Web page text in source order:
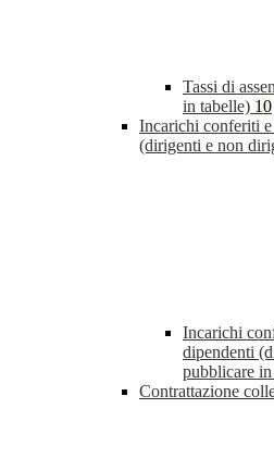
Tassi di
in tabelle) 10
Incarichi conferiti
(dirigenti e non
Incarichi
dipendenti
pubblicare
Contrattazione